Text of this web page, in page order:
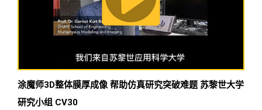
涂魔师3D整体膜厚成像 帮助仿真研究突破难题 苏黎世大学
研究小组 CV30